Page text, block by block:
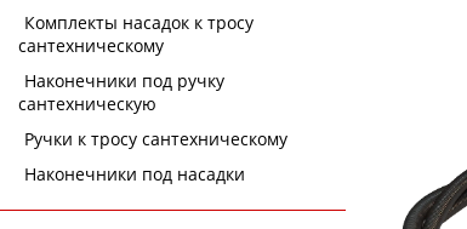
Комплекты насадок к тросу
сантехническому
Наконечники под ручку
сантехническую
Ручки к тросу сантехническому
Наконечники под насадки